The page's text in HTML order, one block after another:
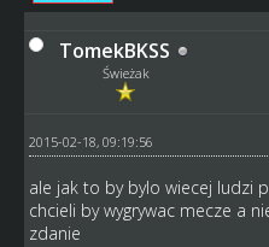
TomekBKSS
Świeżak
2015-02-18, 09:19:56
ale jak to by bylo wiecej ludzi
chcieli by wygrywac mecze a
zdanie